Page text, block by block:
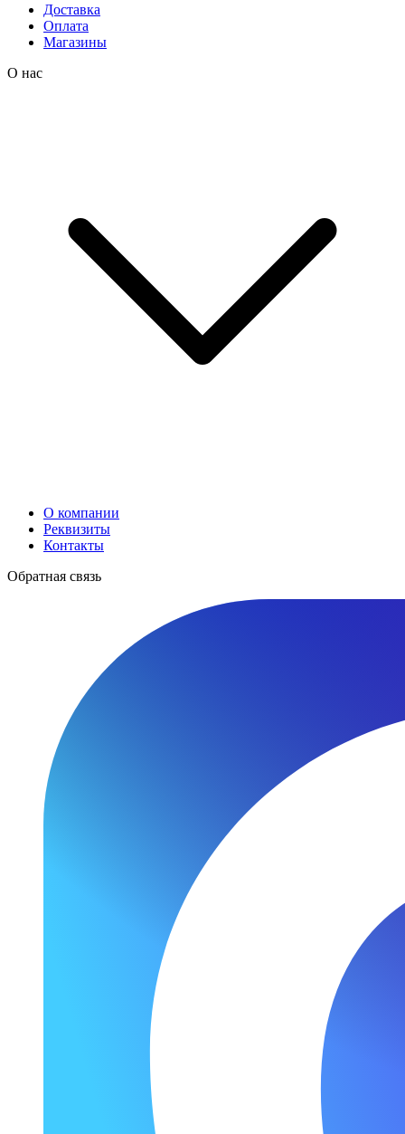
Доставка
Оплата
Магазины
О нас
О компании
Реквизиты
Контакты
Обратная связь